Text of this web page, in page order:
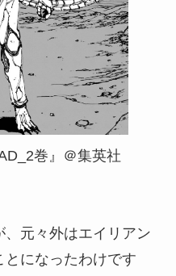
巻』＠集英社
元々外はエイリアン
になったわけです